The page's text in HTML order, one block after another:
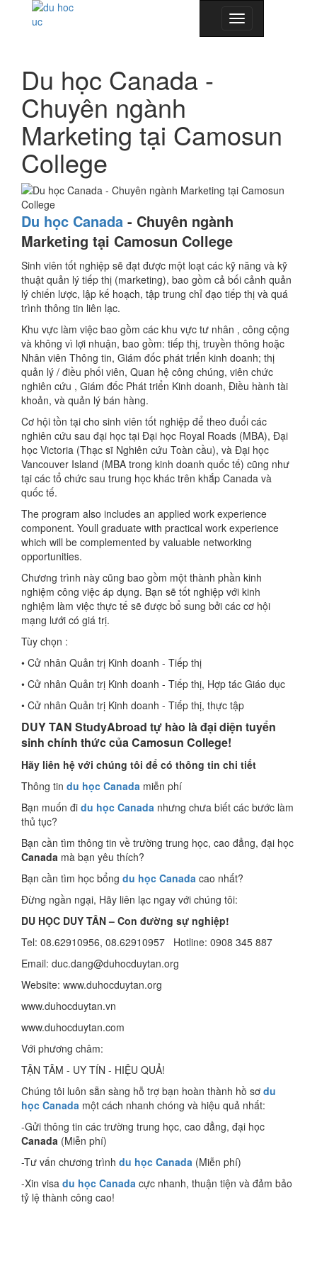
Toggle
navigation
Du học Canada -
Chuyên ngành
Marketing tại Camosun
College
Du học Canada - Chuyên ngành
Marketing tại Camosun College
Sinh viên tốt nghiệp sẽ đạt được một loạt các kỹ năng và kỹ
thuật quản lý tiếp thị (marketing), bao gồm cả bối cảnh quản
lý chiến lược, lập kế hoạch, tập trung chỉ đạo tiếp thị và quá
trình thông tin liên lạc.
Khu vực làm việc bao gồm các khu vực tư nhân , công cộng
và không vì lợi nhuận, bao gồm: tiếp thị, truyền thông hoặc
Nhân viên Thông tin, Giám đốc phát triển kinh doanh; thị
quản lý / điều phối viên, Quan hệ công chúng, viên chức
nghiên cứu , Giám đốc Phát triển Kinh doanh, Điều hành tài
khoản, và quản lý bán hàng.
Cơ hội tồn tại cho sinh viên tốt nghiệp để theo đuổi các
nghiên cứu sau đại học tại Đại học Royal Roads (MBA), Đại
học Victoria (Thạc sĩ Nghiên cứu Toàn cầu), và Đại học
Vancouver Island (MBA trong kinh doanh quốc tế) cũng như
tại các tổ chức sau trung học khác trên khắp Canada và
quốc tế.
The program also includes an applied work experience
component. Youll graduate with practical work experience
which will be complemented by valuable networking
opportunities.
Chương trình này cũng bao gồm một thành phần kinh
nghiệm công việc áp dụng. Bạn sẽ tốt nghiệp với kinh
nghiệm làm việc thực tế sẽ được bổ sung bởi các cơ hội
mạng lưới có giá trị.
Tùy chọn :
• Cử nhân Quản trị Kinh doanh - Tiếp thị
• Cử nhân Quản trị Kinh doanh - Tiếp thị, Hợp tác Giáo dục
• Cử nhân Quản trị Kinh doanh - Tiếp thị, thực tập
DUY TAN StudyAbroad tự hào là đại diện tuyển
sinh chính thức của Camosun College!
Hãy liên hệ với chúng tôi để có thông tin chi tiết
Thông tin du học Canada miễn phí
Bạn muốn đi du học Canada nhưng chưa biết các bước làm
thủ tục?
Bạn cần tìm thông tin về trường trung học, cao đẳng, đại học
Canada mà bạn yêu thích?
Bạn cần tìm học bổng du học Canada cao nhất?
Đừng ngần ngại, Hãy liên lạc ngay với chúng tôi:
DU HỌC DUY TÂN – Con đường sự nghiệp!
Tel: 08.62910956, 08.62910957 Hotline: 0908 345 887
Email: duc.dang@duhocduytan.org
Website: www.duhocduytan.org
www.duhocduytan.vn
www.duhocduytan.com
Với phương châm:
TẬN TÂM - UY TÍN - HIỆU QUẢ!
Chúng tôi luôn sẵn sàng hỗ trợ bạn hoàn thành hồ sơ du
học Canada một cách nhanh chóng và hiệu quả nhất:
-Gửi thông tin các trường trung học, cao đẳng, đại học
Canada (Miễn phí)
-Tư vấn chương trình du học Canada (Miễn phí)
-Xin visa du học Canada cực nhanh, thuận tiện và đảm bảo
tỷ lệ thành công cao!